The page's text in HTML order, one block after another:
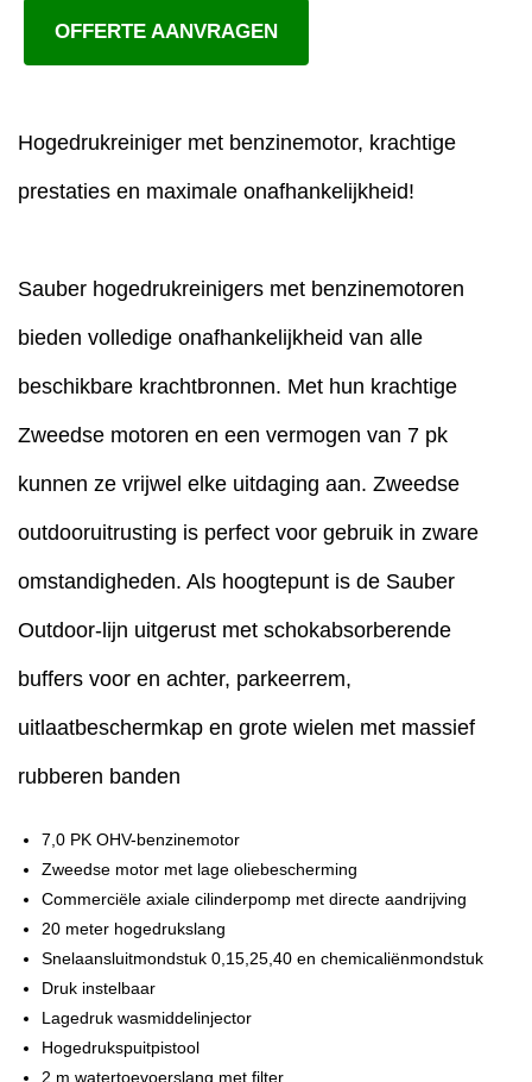
OFFERTE AANVRAGEN
Hogedrukreiniger met benzinemotor, krachtige
prestaties en maximale onafhankelijkheid!
Sauber hogedrukreinigers met benzinemotoren
bieden volledige onafhankelijkheid van alle
beschikbare krachtbronnen. Met hun krachtige
Zweedse motoren en een vermogen van 7 pk
kunnen ze vrijwel elke uitdaging aan. Zweedse
outdooruitrusting is perfect voor gebruik in zware
omstandigheden. Als hoogtepunt is de Sauber
Outdoor-lijn uitgerust met schokabsorberende
buffers voor en achter, parkeerrem,
uitlaatbeschermkap en grote wielen met massief
rubberen banden
7,0 PK OHV-benzinemotor
Zweedse motor met lage oliebescherming
Commerciële axiale cilinderpomp met directe aandrijving
20 meter hogedrukslang
Snelaansluitmondstuk 0,15,25,40 en chemicaliënmondstuk
Druk instelbaar
Lagedruk wasmiddelinjector
Hogedrukspuitpistool
2 m watertoevoerslang met filter